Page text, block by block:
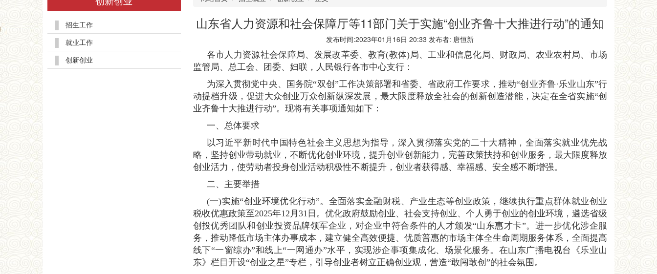
招生工作
就业工作
创新创业
山东省人力资源和社会保障厅等11部门关于实施“创业齐鲁十大推进行动”的通知
发布时间:2023年01月16日 20:33 发布者: 唐恒新
各市人力资源社会保障局、发展改革委、教育(教体)局、工业和信息化局、财政局、农业农村局、市场
监管局、总工会、团委、妇联，人民银行各市中心支行：
为深入贯彻党中央、国务院“双创”工作决策部署和省委、省政府工作要求，推动“创业齐鲁·乐业山东”行
动提档升级，促进大众创业万众创新纵深发展，最大限度释放全社会的创新创造潜能，决定在全省实施“创
业齐鲁十大推进行动”。现将有关事项通知如下：
一、总体要求
以习近平新时代中国特色社会主义思想为指导，深入贯彻落实党的二十大精神，全面落实就业优先战
略，坚持创业带动就业，不断优化创业环境，提升创业创新能力，完善政策扶持和创业服务，最大限度释放
创业活力，使劳动者投身创业活动积极性不断提升，创业者获得感、幸福感、安全感不断增强。
二、主要举措
(一)实施“创业环境优化行动”。全面落实金融财税、产业生态等创业政策，继续执行重点群体就业创业
税收优惠政策至2025年12月31日。优化政府鼓励创业、社会支持创业、个人勇于创业的创业环境，遴选省级
创投优秀团队和创业投资品牌领军企业，对企业中符合条件的人才颁发“山东惠才卡”。进一步优化涉企服
务，推动降低市场主体办事成本，建立健全高效便捷、优质普惠的市场主体全生命周期服务体系，全面提高
线下“一窗综办”和线上“一网通办”水平，实现涉企事项集成化、场景化服务。在山东广播电视台《乐业山
东》栏目开设“创业之星”专栏，引导创业者树立正确创业观，营造“敢闯敢创”的社会氛围。